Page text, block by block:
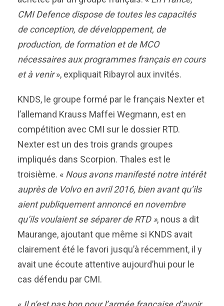
CMI Defence dispose de toutes les capacités
de conception, de développement, de
production, de formation et deMCO
nécessaires aux programmes françaisen cours
et à venir», expliquait Ribayrol aux invités.
KNDS, le groupe formé par le français Nexter et
l’allemand Krauss Maffei Wegmann, est en
compétition avec CMI sur le dossier RTD.
Nexter est un des trois grands groupes
impliqués dans Scorpion. Thales est le
troisième. « Nous avonsmanifesté notre intérêt
auprès de Volvo en avril 2016, bien avant qu’ils
aient publiquement annoncé en novembre
qu’ils voulaient se séparerde RTD», nous a dit
Maurange, ajoutant que même si KNDS avait
clairement été le favori jusqu’à récemment, il y
avait une écoute attentive aujourd’hui pour le
cas défendu par CMI.